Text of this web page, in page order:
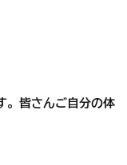
。皆さんご自分の体